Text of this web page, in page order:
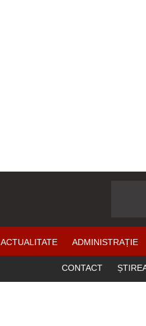
ACTUALITATE ADMINISTRAȚIE
CONTACT